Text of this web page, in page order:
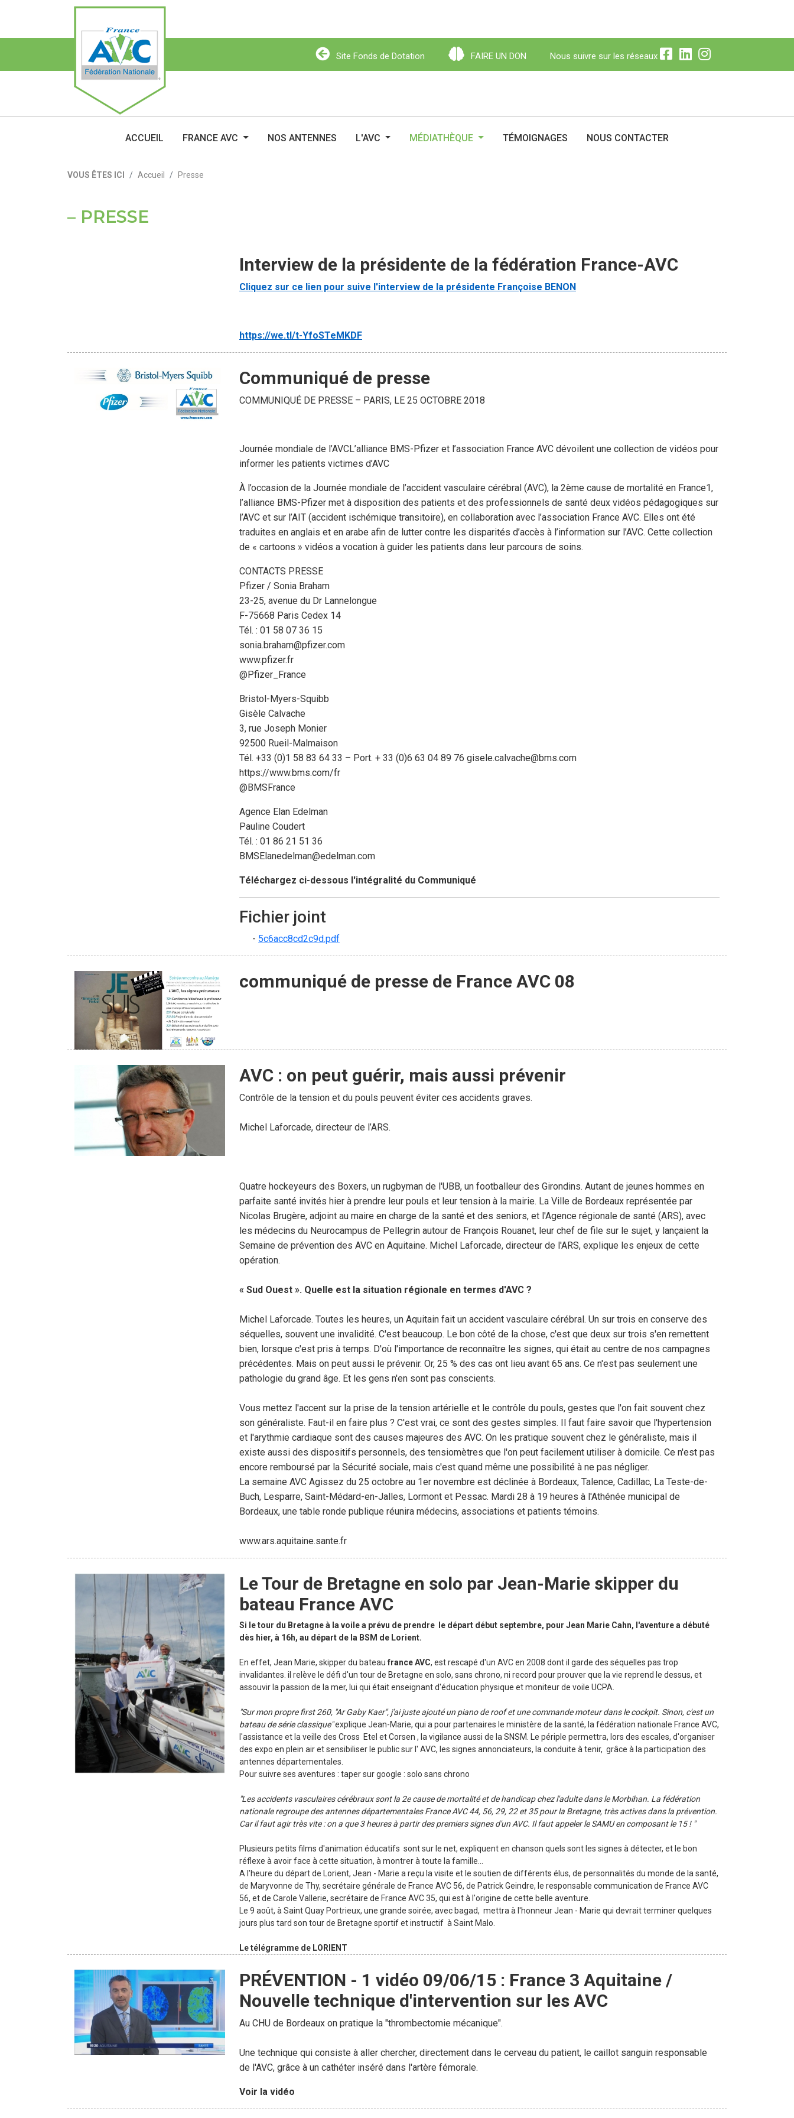
Site Fonds de Dotation FAIRE UN DON Nous suivre sur les réseaux
ACCUEIL FRANCE AVC NOS ANTENNES L'AVC MÉDIATHÈQUE TÉMOIGNAGES NOUS CONTACTER
VOUS ÊTES ICI Accueil Presse
PRESSE
Interview de la présidente de la fédération France-AVC
Cliquez sur ce lien pour suive l'interview de la présidente Françoise BENON
https://we.tl/t-YfoSTeMKDF
Communiqué de presse
COMMUNIQUÉ DE PRESSE – PARIS, LE 25 OCTOBRE 2018
Journée mondiale de l’AVCL’alliance BMS-Pfizer et l’association France AVC dévoilent une collection de vidéos pour
informer les patients victimes d’AVC
À l’occasion de la Journée mondiale de l’accident vasculaire cérébral (AVC), la 2ème cause de mortalité en France1,
l’alliance BMS-Pfizer met à disposition des patients et des professionnels de santé deux vidéos pédagogiques sur
l’AVC et sur l’AIT (accident ischémique transitoire), en collaboration avec l’association France AVC. Elles ont été
traduites en anglais et en arabe afin de lutter contre les disparités d’accès à l’information sur l’AVC. Cette collection
de « cartoons » vidéos a vocation à guider les patients dans leur parcours de soins.
CONTACTS PRESSE
Pfizer / Sonia Braham
23-25, avenue du Dr Lannelongue
F-75668 Paris Cedex 14
Tél. : 01 58 07 36 15
sonia.braham@pfizer.com
www.pfizer.fr
@Pfizer_France
Bristol-Myers-Squibb
Gisèle Calvache
3, rue Joseph Monier
92500 Rueil-Malmaison
Tél. +33 (0)1 58 83 64 33 – Port. + 33 (0)6 63 04 89 76 gisele.calvache@bms.com
https://www.bms.com/fr
@BMSFrance
Agence Elan Edelman
Pauline Coudert
Tél. : 01 86 21 51 36
BMSElanedelman@edelman.com
Téléchargez ci-dessous l'intégralité du Communiqué
Fichier joint
5c6acc8cd2c9d.pdf
communiqué de presse de France AVC 08
AVC : on peut guérir, mais aussi prévenir
Contrôle de la tension et du pouls peuvent éviter ces accidents graves.
Michel Laforcade, directeur de l’ARS.
Quatre hockeyeurs des Boxers, un rugbyman de l'UBB, un footballeur des Girondins. Autant de jeunes hommes en
parfaite santé invités hier à prendre leur pouls et leur tension à la mairie. La Ville de Bordeaux représentée par
Nicolas Brugère, adjoint au maire en charge de la santé et des seniors, et l'Agence régionale de santé (ARS), avec
les médecins du Neurocampus de Pellegrin autour de François Rouanet, leur chef de file sur le sujet, y lançaient la
Semaine de prévention des AVC en Aquitaine. Michel Laforcade, directeur de l'ARS, explique les enjeux de cette
opération.
« Sud Ouest ». Quelle est la situation régionale en termes d'AVC ?
Michel Laforcade. Toutes les heures, un Aquitain fait un accident vasculaire cérébral. Un sur trois en conserve des
séquelles, souvent une invalidité. C'est beaucoup. Le bon côté de la chose, c'est que deux sur trois s'en remettent
bien, lorsque c'est pris à temps. D'où l'importance de reconnaître les signes, qui était au centre de nos campagnes
précédentes. Mais on peut aussi le prévenir. Or, 25 % des cas ont lieu avant 65 ans. Ce n'est pas seulement une
pathologie du grand âge. Et les gens n'en sont pas conscients.
Vous mettez l'accent sur la prise de la tension artérielle et le contrôle du pouls, gestes que l'on fait souvent chez
son généraliste. Faut-il en faire plus ? C'est vrai, ce sont des gestes simples. Il faut faire savoir que l'hypertension
et l'arythmie cardiaque sont des causes majeures des AVC. On les pratique souvent chez le généraliste, mais il
existe aussi des dispositifs personnels, des tensiomètres que l'on peut facilement utiliser à domicile. Ce n'est pas
encore remboursé par la Sécurité sociale, mais c'est quand même une possibilité à ne pas négliger.
La semaine AVC Agissez du 25 octobre au 1er novembre est déclinée à Bordeaux, Talence, Cadillac, La Teste-de-
Buch, Lesparre, Saint-Médard-en-Jalles, Lormont et Pessac. Mardi 28 à 19 heures à l'Athénée municipal de
Bordeaux, une table ronde publique réunira médecins, associations et patients témoins.
www.ars.aquitaine.sante.fr
Le Tour de Bretagne en solo par Jean-Marie skipper du
bateau France AVC
Si le tour du Bretagne à la voile a prévu de prendre le départ début septembre, pour Jean Marie Cahn, l'aventure a débuté
dès hier, à 16h, au départ de la BSM de Lorient.
En effet, Jean Marie, skipper du bateau france AVC, est rescapé d'un AVC en 2008 dont il garde des séquelles pas trop
invalidantes. il relève le défi d'un tour de Bretagne en solo, sans chrono, ni record pour prouver que la vie reprend le dessus, et
assouvir la passion de la mer, lui qui était enseignant d'éducation physique et moniteur de voile UCPA.
"Sur mon propre first 260, "Ar Gaby Kaer", j'ai juste ajouté un piano de roof et une commande moteur dans le cockpit. Sinon, c'est un
bateau de série classique"explique Jean-Marie, qui a pour partenaires le ministère de la santé, la fédération nationale France AVC,
l'assistance et la veille des Cross Etel et Corsen , la vigilance aussi de la SNSM. Le périple permettra, lors des escales, d'organiser
des expo en plein air et sensibiliser le public sur l' AVC, les signes annonciateurs, la conduite à tenir, grâce à la participation des
antennes départementales.
Pour suivre ses aventures : taper sur google : solo sans chrono
"Les accidents vasculaires cérébraux sont la 2e cause de mortalité et de handicap chez l'adulte dans le Morbihan. La fédération
nationale regroupe des antennes départementales France AVC 44, 56, 29, 22 et 35 pour la Bretagne, très actives dans la prévention.
Car il faut agir très vite : on a que 3 heures à partir des premiers signes d'un AVC. Il faut appeler le SAMU en composant le 15 ! "
Plusieurs petits films d'animation éducatifs sont sur le net, expliquent en chanson quels sont les signes à détecter, et le bon
réflexe à avoir face à cette situation, à montrer à toute la famille...
A l'heure du départ de Lorient, Jean - Marie a reçu la visite et le soutien de différents élus, de personnalités du monde de la santé,
de Maryvonne de Thy, secrétaire générale de France AVC 56, de Patrick Geindre, le responsable communication de France AVC
56, et de Carole Vallerie, secrétaire de France AVC 35, qui est à l'origine de cette belle aventure.
Le 9 août, à Saint Quay Portrieux, une grande soirée, avec bagad, mettra à l'honneur Jean - Marie qui devrait terminer quelques
jours plus tard son tour de Bretagne sportif et instructif à Saint Malo.
Le télégramme de LORIENT
PRÉVENTION - 1 vidéo 09/06/15 : France 3 Aquitaine /
Nouvelle technique d'intervention sur les AVC
Au CHU de Bordeaux on pratique la "thrombectomie mécanique".
Une technique qui consiste à aller chercher, directement dans le cerveau du patient, le caillot sanguin responsable
de l'AVC, grâce à un cathéter inséré dans l'artère fémorale.
Voir la vidéo